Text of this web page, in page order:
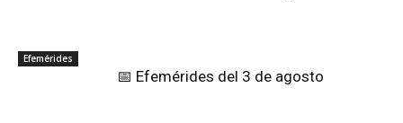
Efemérides
📅 Efemérides del 3 de agosto